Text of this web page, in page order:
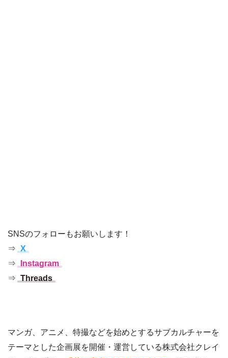
SNSのフォローもお願いします！
⇒ X
⇒
Instagram
⇒ Threads
マンガ、アニメ、特撮などを始めとするサブカルチャーを
テーマとした企画展を開催・運営している株式会社クレイ